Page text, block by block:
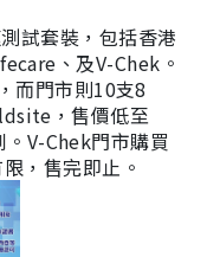
試套裝，包括香港
、及V-Chek。
而門市則10支8
，售價低至
V-Chek門市購買
，售完即止。